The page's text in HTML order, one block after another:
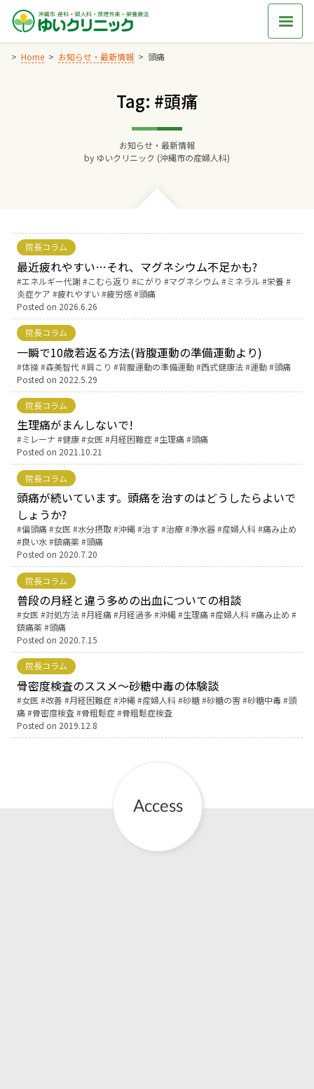
Skip
content
Home お知らせ・最新情報 頭痛
Tag: #頭痛
お知らせ・最新情報
by ゆいクリニック (沖縄市の産婦人科)
院長コラム
最近疲れやすい…それ、マグネシウム不足かも?
Tags:
エネルギー代謝 こむら返り にがり マグネシウム ミネラル
栄養
炎症ケア
疲れやすい 疲労感
頭痛
Posted on 2026.6.26
院長コラム
一瞬で10歳若返る方法(背腹運動の準備運動より)
Tags:
体操 森美智代 肩こり 背腹運動の準備運動 西式健康法 運動
頭痛
Posted on 2022.5.29
院長コラム
生理痛がまんしないで!
Tags:
ミレーナ 健康 女医 月経困難症 生理痛
頭痛
Posted on 2021.10.21
院長コラム
頭痛が続いています。頭痛を治すのはどうしたらよいで
しょうか?
Tags:
偏頭痛 女医 水分摂取 沖縄 治す 治療 浄水器 産婦人科 痛み止め
良い水 鎮痛薬
頭痛
Posted on 2020.7.20
院長コラム
普段の月経と違う多めの出血についての相談
Tags:
女医 対処方法 月経痛 月経過多 沖縄 生理痛 産婦人科 痛み止め
鎮痛薬
頭痛
Posted on 2020.7.15
院長コラム
骨密度検査のススメ～砂糖中毒の体験談
Tags:
女医 改善 月経困難症 沖縄 産婦人科 砂糖 砂糖の害 砂糖中毒
頭
痛
骨密度検査 骨粗鬆症
骨粗鬆症検査
Posted on 2019.12.8
Home
交通アクセス
診療料金
妊婦健診
予防接種
その他の診療内容
‘さんルーム’ でさまざまな講座・クラス
遠方にお住まいで当院での出産を希望される方へ
医師プロフィール